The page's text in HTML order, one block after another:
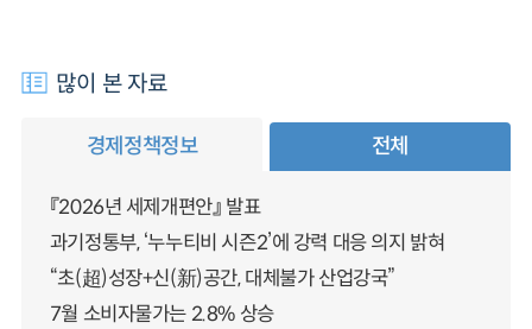
많이 본 자료
경제정책정보 전체
『2026년 세제개편안』 발표
과기정통부, ‘누누티비 시즌2’에 강력 대응 의지 밝혀
“초(超)성장+신(新)공간, 대체불가 산업강국”
7월 소비자물가는 2.8% 상승